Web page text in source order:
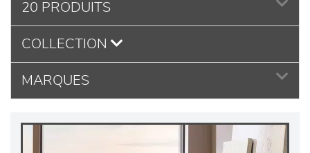
20 PRODUITS
COLLECTION
MARQUES